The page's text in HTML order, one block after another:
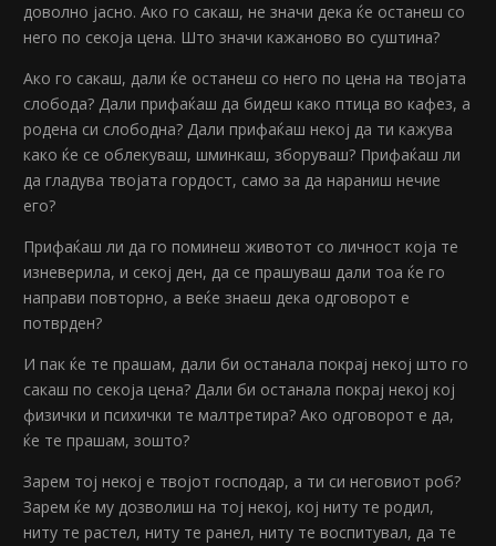
доволно јасно. Ако го сакаш, не значи дека ќе останеш со
него по секоја цена. Што значи кажаново во суштина?
Ако го сакаш, дали ќе останеш со него по цена на твојата
слобода? Дали прифаќаш да бидеш како птица во кафез, а
родена си слободна? Дали прифаќаш некој да ти кажува
како ќе се облекуваш, шминкаш, зборуваш? Прифаќаш ли
да гладува твојата гордост, само за да нараниш нечие
его?
Прифаќаш ли да го поминеш животот со личност која те
изневерила, и секој ден, да се прашуваш дали тоа ќе го
направи повторно, а веќе знаеш дека одговорот е
потврден?
И пак ќе те прашам, дали би останала покрај некој што го
сакаш по секоја цена? Дали би останала покрај некој кој
физички и психички те малтретира? Ако одговорот е да,
ќе те прашам, зошто?
Зарем тој некој е твојот господар, а ти си неговиот роб?
Зарем ќе му дозволиш на тој некој, кој ниту те родил,
ниту те растел, ниту те ранел, ниту те воспитувал, да те